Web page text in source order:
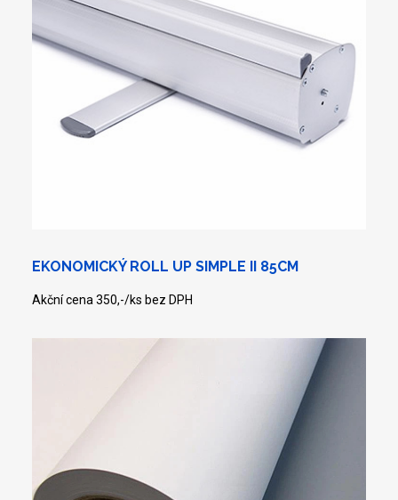
EKONOMICKÝ ROLL UP SIMPLE II 85CM
Akční cena 350,-/ks bez DPH